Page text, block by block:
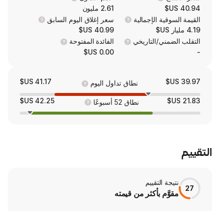
2.61 مليون
الإجمالية
سعر إغلاق اليوم السابق
40.99 US$
التاريخي
الفائدة المفتوحة
نطاق تداول اليوم 41.17 US$
نطاق 52 أسبوعًا 42.25 US$
من قيمته